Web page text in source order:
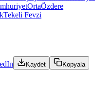
OrtaÖzdere
Tekeli Fevzi
Kaydet Kopyala